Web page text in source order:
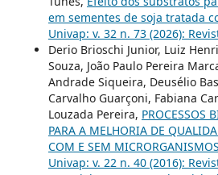
em sementes de soja tratada
Univap: v. 32 n. 73 (2026):
Derio Brioschi Junior, Luiz
Souza, João Paulo Pereira
Andrade Siqueira, Deusélio
Carvalho Guarçoni, Fabiana
Louzada Pereira, PROCESSOS
PARA A MELHORIA DE
COM E SEM
Univap: v. 22 n. 40 (2016):